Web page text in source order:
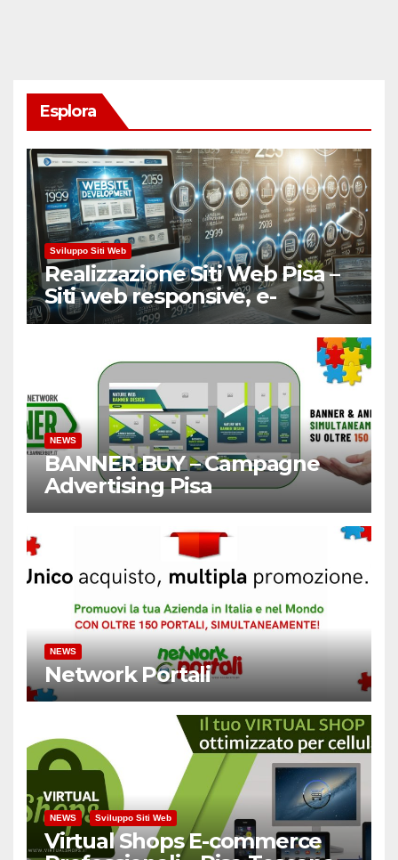
Esplora
Sviluppo Siti Web
Realizzazione Siti Web Pisa –
Siti web responsive, e-
Commerce
NEWS
BANNER BUY – Campagne
Advertising Pisa
NEWS
Network Portali
NEWS Sviluppo Siti Web
Virtual Shops E-commerce